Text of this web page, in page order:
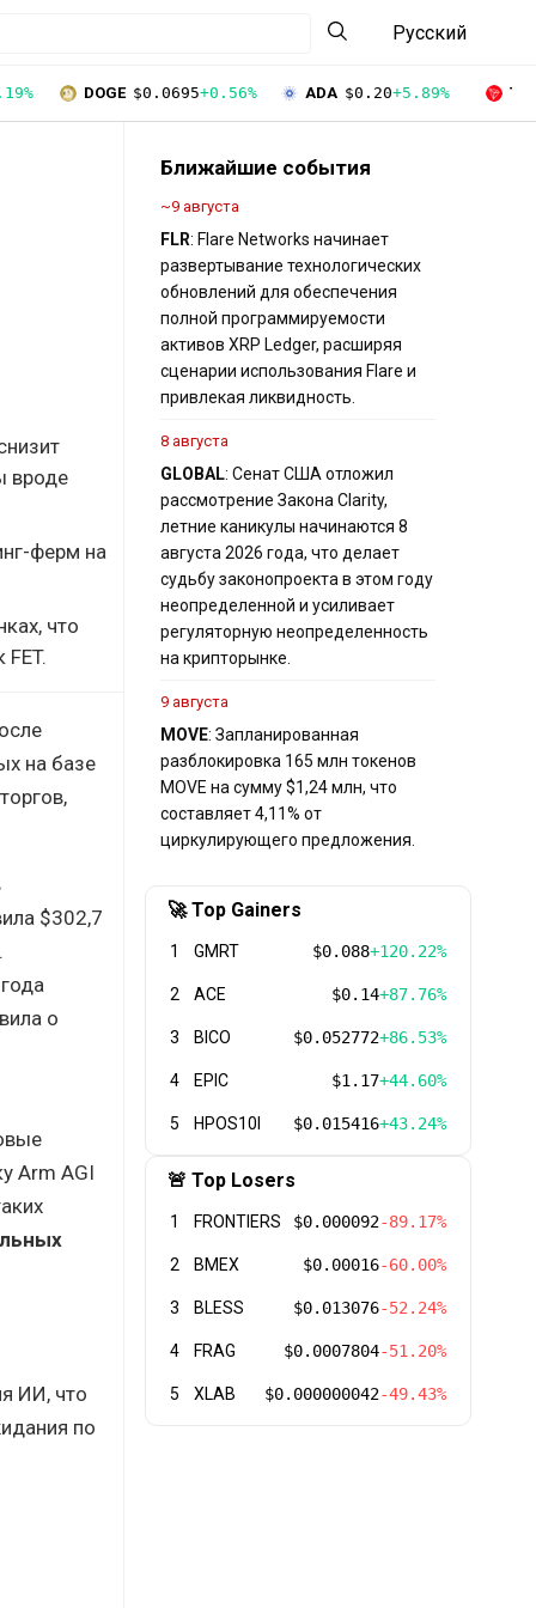
Русский
DOGE $0.0695+0.56% ADA $0.20+5.89%
вроде
ферм на
что
на базе
$302,7
.
о
Arm AGI
ИИ, что
по
Ближайшие события
~9 августа
FLR: Flare Networks начинает
развертывание технологических
обновлений для обеспечения
полной программируемости
активов XRP Ledger, расширяя
сценарии использования Flare и
привлекая ликвидность.
8 августа
GLOBAL: Сенат США отложил
рассмотрение Закона Clarity,
летние каникулы начинаются 8
августа 2026 года, что делает
судьбу законопроекта в этом году
неопределенной и усиливает
регуляторную неопределенность
на крипторынке.
9 августа
MOVE: Запланированная
разблокировка 165 млн токенов
MOVE на сумму $1,24 млн, что
составляет 4,11% от
циркулирующего предложения.
🚀 Top Gainers
1 GMRT $0.088+120.22%
2 ACE $0.14+87.76%
3 BICO $0.052772+86.53%
4 EPIC $1.17+44.60%
5 HPOS10I $0.015416+43.24%
🚨 Top Losers
1 FRONTIERS $0.000092-89.17%
2 BMEX $0.00016-60.00%
3 BLESS $0.013076-52.24%
4 FRAG $0.0007804-51.20%
5 XLAB $0.000000042-49.43%